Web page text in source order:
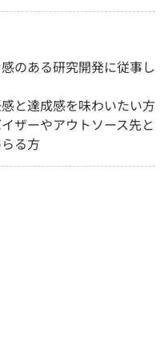
のある研究開発に従事し
と達成感を味わいたい方
ザーやアウトソース先と
る方